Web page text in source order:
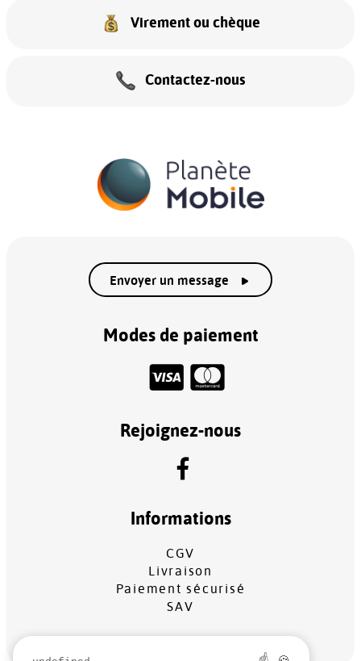
Virement ou chèque
Contactez-nous
Envoyer un message
Modes de paiement
Rejoignez-nous
Informations
CGV
Livraison
Paiement sécurisé
SAV